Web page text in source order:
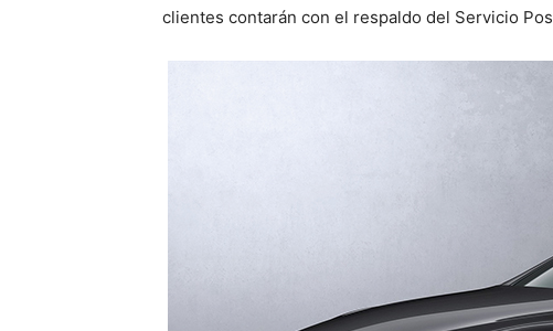
clientes contarán con el respaldo del Servicio